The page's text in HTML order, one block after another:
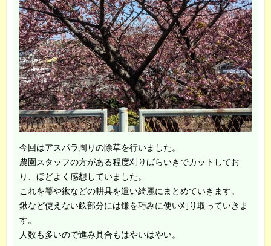
今回はアスパラ周りの除草を行いました。
農園スタッフの方がある程度刈りばらいきでカットしてお
り、ほどよく感想していました。
これを箒や鍬などの耕具を遣い綺麗にまとめていきます。
鍬など使えない畝部分には鎌を巧みに使い刈り取っていきま
す。
人数も多いので進み具合もはやいはやい。